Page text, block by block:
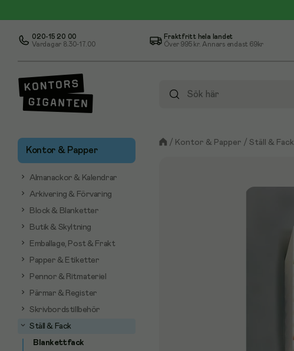
020-15 20 00
Vardagar 8.30-17.00
Fraktfritt hela landet
Över 995 kr. Annars endast 69kr
Kontor & Papper
Almanackor & Kalendrar
Arkivering & Förvaring
Block & Blanketter
Butik & Skyltning
Emballage, Post & Frakt
Papper & Etiketter
Pennor & Ritmateriel
Pärmar & Register
Skrivbordstillbehör
Ställ & Fack
Blankettfack
/ Kontor & Papper / Ställ & Fack